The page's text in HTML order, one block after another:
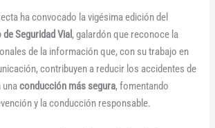
ha convocado la vigésima edición del
Seguridad Vial , galardón que reconoce la
de la información que, con su trabajo en
contribuyen a reducir los accidentes de
unaconducción más segura, fomentando
y la conducción responsable.